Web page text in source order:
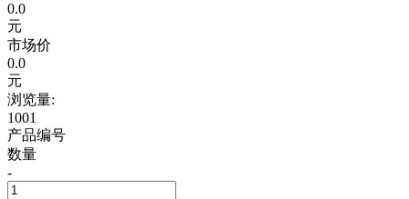
0.0
元
市场价
0.0
元
浏览量:
1001
产品编号
数量
-